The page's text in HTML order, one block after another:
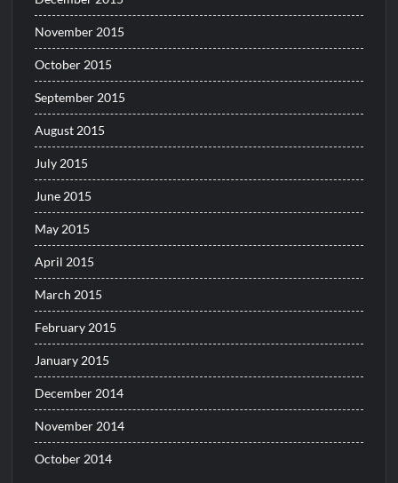
November 2015
October 2015
September 2015
August 2015
July 2015
June 2015
May 2015
April 2015
March 2015
February 2015
January 2015
December 2014
November 2014
October 2014